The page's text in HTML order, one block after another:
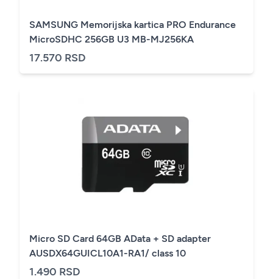
SAMSUNG Memorijska kartica PRO Endurance
MicroSDHC 256GB U3 MB-MJ256KA
17.570 RSD
Micro SD Card 64GB AData + SD adapter
AUSDX64GUICL10A1-RA1/ class 10
1.490 RSD